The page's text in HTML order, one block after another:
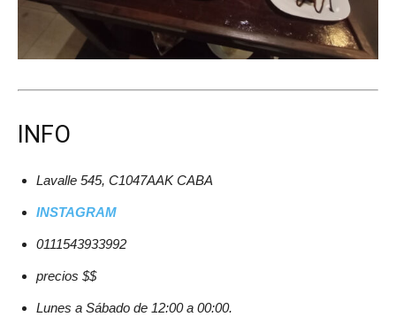
INFO
Lavalle 545, C1047AAK CABA
INSTAGRAM
0111543933992
precios $$
Lunes a Sábado de 12:00 a 00:00.